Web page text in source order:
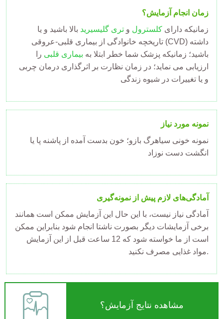
زمان انجام آزمایش؟
زمانیکه دارای کلسترول و تری گلیسیرید بالا باشید و یا
تاریخچه خانوادگی از بیماری قلبی-عروقی (CVD) داشته
باشید؛ زمانیکه پزشک شما خطر ابتلا به بیماری قلبی را
ارزیابی می نماید؛ در زمان نظارت بر اثرگذاری درمان چربی
و یا تغییرات در شیوه زندگی
نمونه مورد نیاز
نمونه خونی سیاهرگ بازو؛ خون بدست آمده از پاشنه پا یا
انگشت دست نوزاد
آمادگی‌های لازم پیش از نمونه‌گیری
آمادگی نیاز نیست، با این حال این آزمایش ممکن است همانند
برخی آزمایشات دیگر بصورت ناشتا انجام شود بنابراین ممکن
است از ما خواسته شود که 12 ساعت قبل از این آزمایش
مواد غذایی مصرف نکنید.
مشاهده نتایج آزمایش؟